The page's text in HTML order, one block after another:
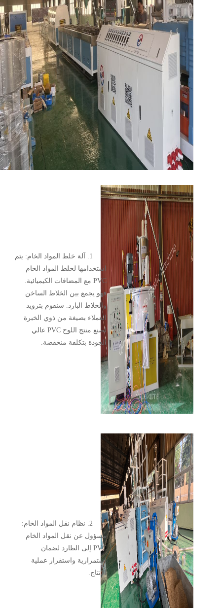
1. آلة خلط المواد الخام: يتم
استخدامها لخلط المواد الخام
PVC مع المضافات الكيميائية.
فهو يجمع بين الخلاط الساخن
والخلاط البارد. سنقوم بتزويد
العملاء بصيغة من ذوي الخبرة
لصنع منتج اللوح PVC عالي
الجودة بتكلفة منخفضة.
2. نظام نقل المواد الخام:
مسؤول عن نقل المواد الخام
PVC إلى الطارد لضمان
استمرارية واستقرار عملية
الإنتاج.